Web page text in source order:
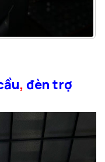
, đèn trợ